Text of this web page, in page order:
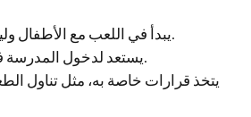
يبدأ في اللعب مع الأطفال وليس بجانبهم فقط.
يستعد لدخول المدرسة في عمر الخامسة.
يتخذ قرارات خاصة به، مثل تناول